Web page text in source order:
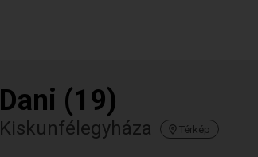
Dani (19)
Kiskunfélegyháza Térkép